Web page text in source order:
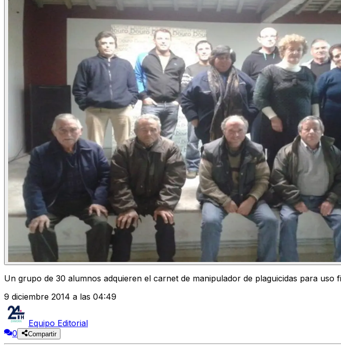
Un grupo de 30 alumnos adquieren el carnet de manipulador de plaguicidas para uso
9 diciembre 2014 a las 04:49
Equipo Editorial
0
Compartir